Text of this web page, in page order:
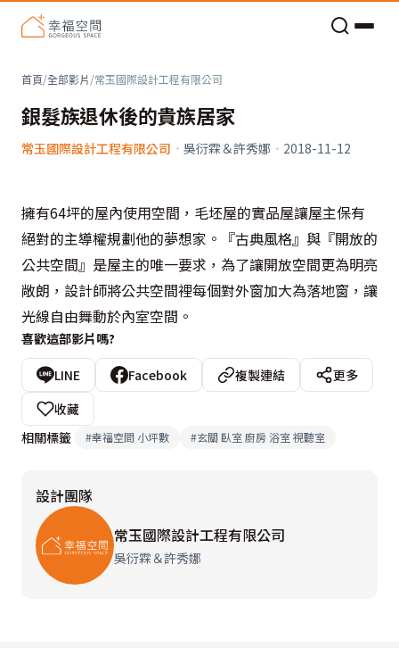
首頁/全部影片/常玉國際設計工程有限公司
銀髮族退休後的貴族居家
常玉國際設計工程有限公司 · 吳衍霖＆許秀娜 · 2018-11-12
擁有64坪的屋內使用空間，毛坯屋的實品屋讓屋主保有
絕對的主導權規劃他的夢想家。『古典風格』與『開放的
公共空間』是屋主的唯一要求，為了讓開放空間更為明亮
敞朗，設計師將公共空間裡每個對外窗加大為落地窗，讓
光線自由舞動於內室空間。
喜歡這部影片嗎?
LINE Facebook 複製連結
更多
收藏
相關標籤
#幸福空間 小坪數 #玄關 臥室 廚房 浴室 視聽室
設計團隊
常玉國際設計工程有限公司
吳衍霖＆許秀娜